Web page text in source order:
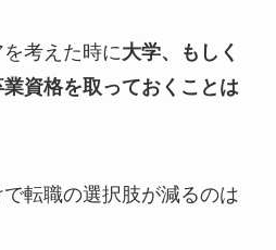
考えた時に大学、もしく
資格を取っておくことは
転職の選択肢が減るのは